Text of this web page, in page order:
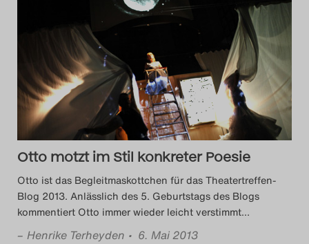
Das Theatertreffen-Blog
2021
Das Theatertreffen-Blog
2022
Das Theatertreffen-Blog
2023
Das Theatertreffen-Blog
2024
Otto motzt im Stil konkreter Poesie
Otto ist das Begleitmaskottchen für das Theatertreffen-
Blog 2013. Anlässlich des 5. Geburtstags des Blogs
kommentiert Otto immer wieder leicht verstimmt…
– Henrike Terheyden • 6. Mai 2013